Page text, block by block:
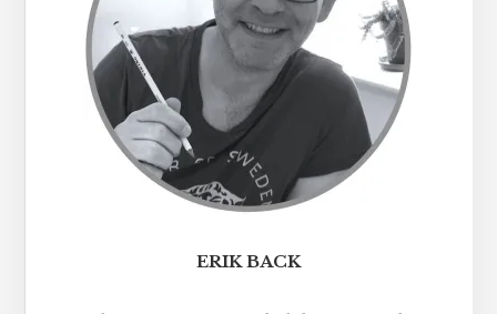
ERIK BACK